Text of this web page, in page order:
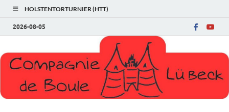
HOLSTENTORTURNIER (HTT)
2026-08-05